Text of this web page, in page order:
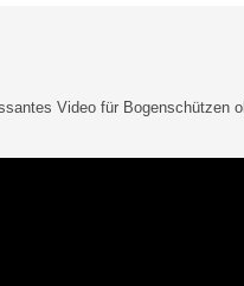
Video für Bogenschützen